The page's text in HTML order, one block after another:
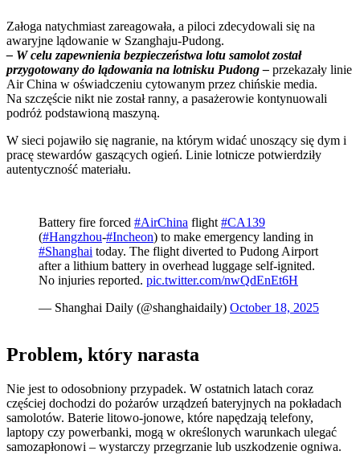
Załoga natychmiast zareagowała, a piloci zdecydowali się na
awaryjne lądowanie w Szanghaju-Pudong.
– W celu zapewnienia bezpieczeństwa lotu samolot został
przygotowany do lądowania na lotnisku Pudong – przekazały linie
Air China w oświadczeniu cytowanym przez chińskie media.
Na szczęście nikt nie został ranny, a pasażerowie kontynuowali
podróż podstawioną maszyną.
W sieci pojawiło się nagranie, na którym widać unoszący się dym i
pracę stewardów gaszących ogień. Linie lotnicze potwierdziły
autentyczność materiału.
Battery fire forced #AirChina flight#CA139
(#Hangzhou-#Incheon) to make emergency landing in
#Shanghai today. ​The flight diverted to Pudong Airport
after a lithium battery in overhead luggage self-ignited.
No injuries reported. pic.twitter.com/nwQdEnEt6H
— Shanghai Daily (@shanghaidaily) October 18, 2025
Problem, który narasta
Nie jest to odosobniony przypadek. W ostatnich latach coraz
częściej dochodzi do pożarów urządzeń bateryjnych na pokładach
samolotów. Baterie litowo-jonowe, które napędzają telefony,
laptopy czy powerbanki, mogą w określonych warunkach ulegać
samozapłonowi – wystarczy przegrzanie lub uszkodzenie ogniwa.